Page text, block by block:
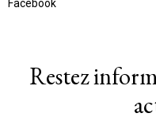
Facebook
Restez